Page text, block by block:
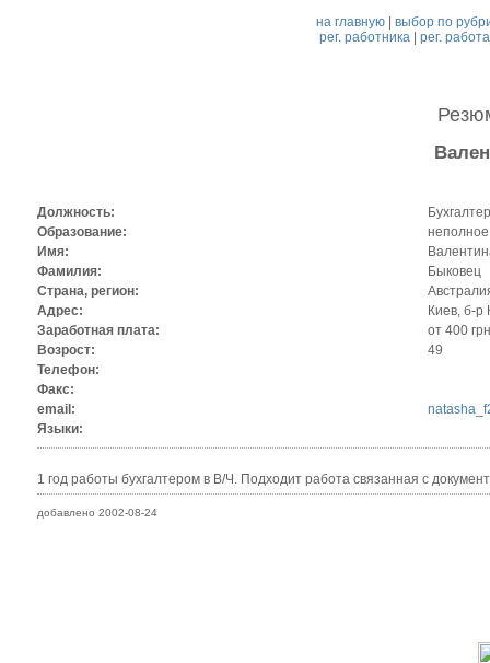
на главную |выбор по
рег. работника| рег.
Должность:
Бухгалтер
Образование:
Имя:
Фамилия:
Быковец
Страна, регион:
Адрес:
Киев, б-р
Заработная плата:
от 400
Возрост:
49
Телефон:
Факс:
email:
Языки:
1 год работы бухгалтером в В/Ч. Подходит работа связанная с
добавлено 2002-08-24